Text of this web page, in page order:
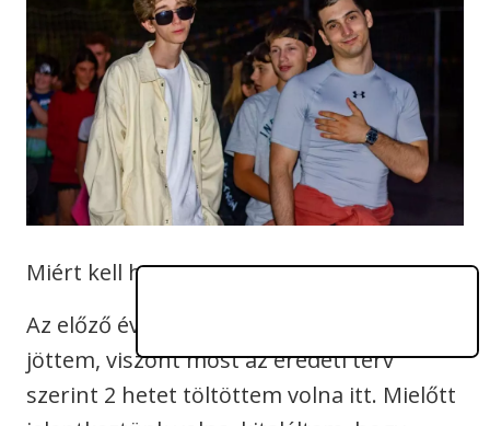
Miért kell hazamenni?
Az előző években mindig csak egy hétre
jöttem, viszont most az eredeti terv
szerint 2 hetet töltöttem volna itt. Mielőtt